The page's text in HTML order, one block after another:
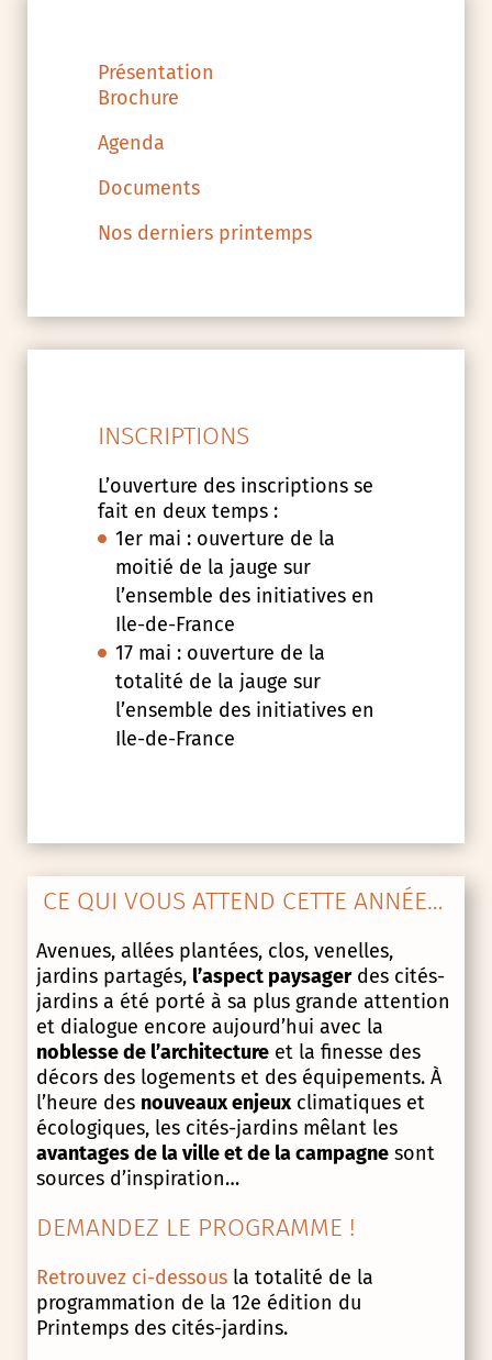
Présentation
Brochure
Agenda
Documents
Nos derniers printemps
INSCRIPTIONS
L’ouverture des inscriptions se
fait en deux temps :
1er mai : ouverture de la
moitié de la jauge sur
l’ensemble des initiatives en
Ile-de-France
17 mai : ouverture de la
totalité de la jauge sur
l’ensemble des initiatives en
Ile-de-France
CE QUI VOUS ATTEND CETTE ANNÉE…
Avenues, allées plantées, clos, venelles,
jardins partagés, l’aspect paysagerdes cités-
jardins a été porté à sa plus grande attention
et dialogue encore aujourd’hui avec la
noblesse de l’architectureet la finesse des
décors des logements et des équipements. À
l’heure des nouveaux enjeuxclimatiques et
écologiques, les cités-jardins mêlant les
avantages de la ville et de la campagnesont
sources d’inspiration…
DEMANDEZ LE PROGRAMME !
Retrouvez ci-dessousla totalité de la
programmation de la 12e édition du
Printemps des cités-jardins.